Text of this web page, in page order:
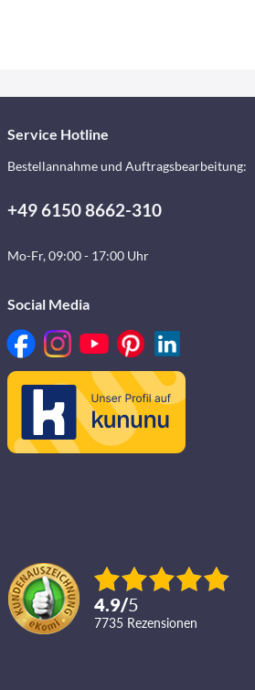
Service Hotline
Bestellannahme und Auftragsbearbeitung:
+49 6150 8662-310
Mo-Fr, 09:00 - 17:00 Uhr
Social Media
4.9/5
7735 Rezensionen